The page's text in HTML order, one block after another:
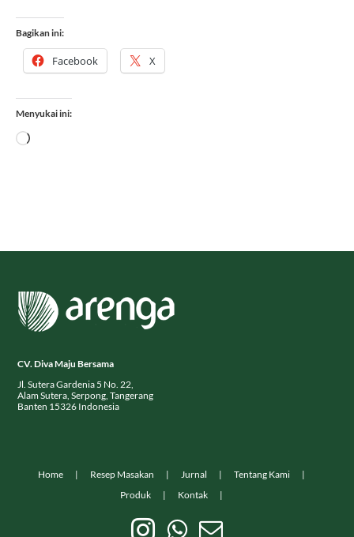
Bagikan ini:
Facebook X
Menyukai ini:
Memuat...
CV. Diva Maju Bersama
Jl. Sutera Gardenia 5 No. 22,
Alam Sutera, Serpong, Tangerang
Banten 15326 Indonesia
Home Resep Masakan Jurnal
Tentang Kami
Produk
Kontak